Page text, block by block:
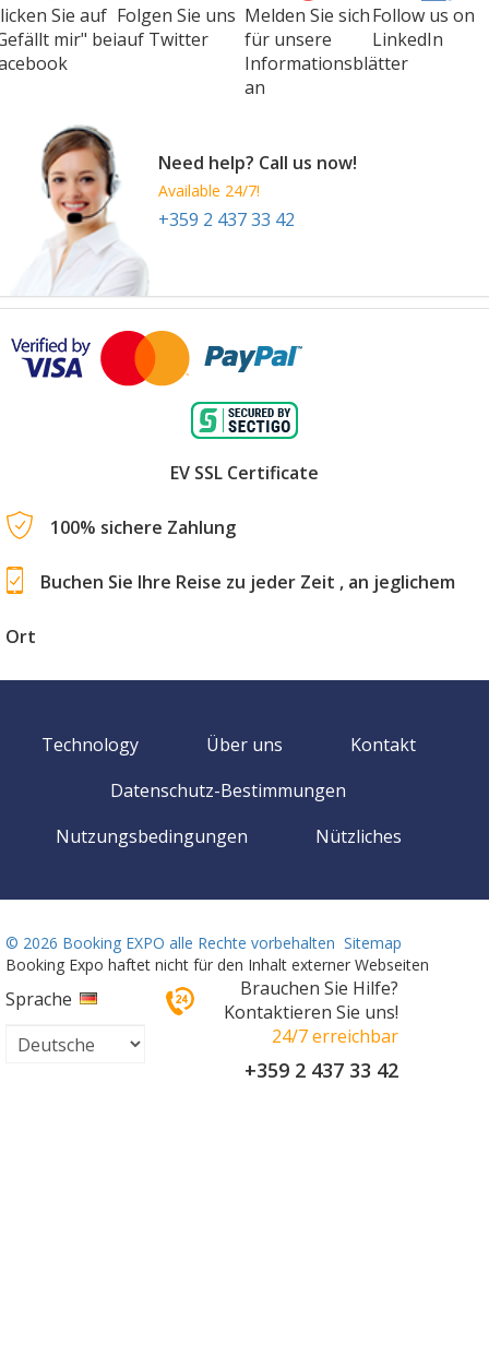
Sie auf
mir" bei
Folgen Sie uns
auf Twitter
Melden Sie sich
für unsere
Informationsblätter
an
Follow us on
LinkedIn
Need help? Call us now!
Available 24/7!
+359 2 437 33 42
EV SSL Certificate
100% sichere Zahlung
Buchen Sie Ihre Reise zu jeder Zeit , an jeglichem
Ort
Technology Über uns
Kontakt
Datenschutz-Bestimmungen
Nutzungsbedingungen
Nützliches
© 2026 Booking EXPO alle Rechte vorbehalten Sitemap
Booking Expo haftet nicht für den Inhalt externer Webseiten
Sprache
Brauchen Sie Hilfe?
Kontaktieren Sie uns!
24/7 erreichbar
+359 2 437 33 42